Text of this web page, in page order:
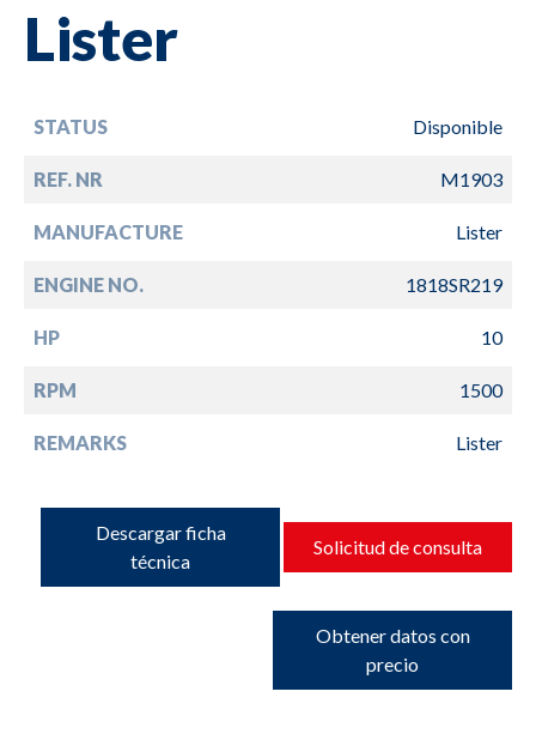
Lister
STATUS Disponible
REF. NR M1903
MANUFACTURE Lister
ENGINE NO. 1818SR219
HP 10
RPM 1500
REMARKS Lister
Descargar ficha
técnica
Solicitud de consulta
Obtener datos con
precio